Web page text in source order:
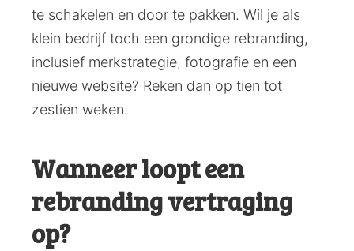
te schakelen en door te pakken. Wil je als
klein bedrijf toch een grondige rebranding,
inclusief merkstrategie, fotografie en een
nieuwe website? Reken dan op tien tot
zestien weken.
Wanneer loopt een
rebranding vertraging
op?